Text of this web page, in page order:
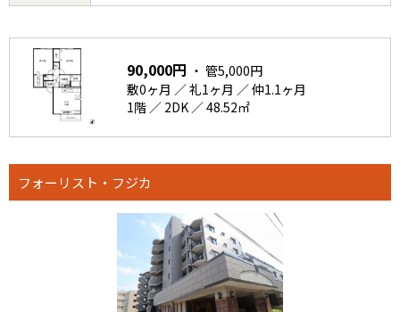
90,000円 ・ 管5,000円
敷0ヶ月 ／ 礼1ヶ月 ／ 仲1.1ヶ月
1階 ／ 2DK ／ 48.52㎡
フォーリスト・フジカ